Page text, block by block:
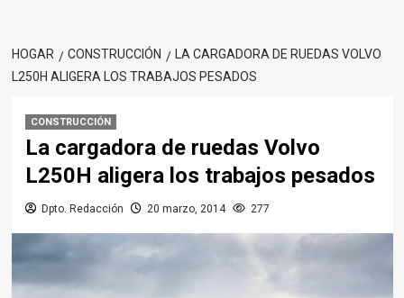
HOGAR CONSTRUCCIÓN
LA CARGADORA DE RUEDAS VOLVO
L250H ALIGERA LOS TRABAJOS PESADOS
CONSTRUCCIÓN
La cargadora de ruedas Volvo
L250H aligera los trabajos pesados
Dpto. Redacción 20 marzo, 2014 277